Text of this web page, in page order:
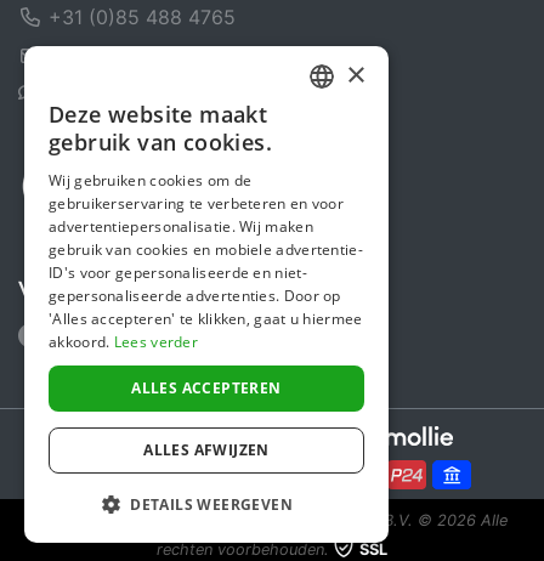
+31 (0)85 488 4765
Volg ons
Secure payments powered by
Steunactie is een initiatief van Sponsor Europe B.V. © 2026 Alle
rechten voorbehouden.
SSL
ENGLISH
×
Deze website maakt
gebruik van cookies.
Wij gebruiken cookies om de
gebruikerservaring te verbeteren en voor
advertentiepersonalisatie. Wij maken
gebruik van cookies en mobiele advertentie-
ID's voor gepersonaliseerde en niet-
gepersonaliseerde advertenties. Door op
'Alles accepteren' te klikken, gaat u hiermee
akkoord. Lees verder
ALLES ACCEPTEREN
ALLES AFWIJZEN
DETAILS WEERGEVEN